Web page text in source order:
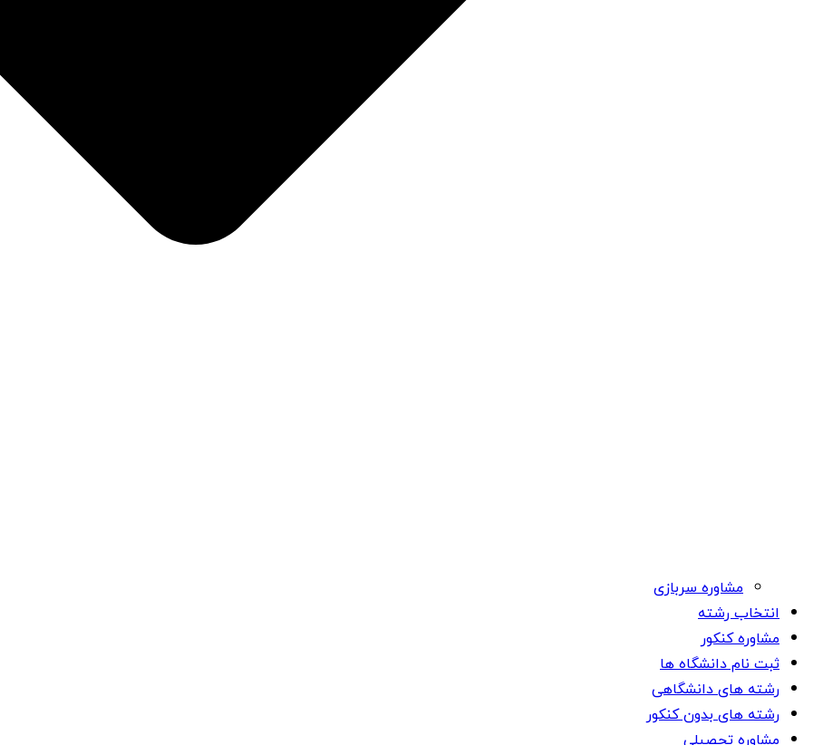
مشاوره سربازی
انتخاب رشته
مشاوره کنکور
ثبت نام دانشگاه ها
رشته های دانشگاهی
رشته های بدون کنکور
مشاوره تحصیلی